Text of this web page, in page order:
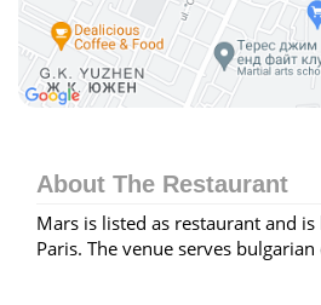
About The Restaurant
Mars is listed as restaurant and
Paris. The venue serves bulgarian